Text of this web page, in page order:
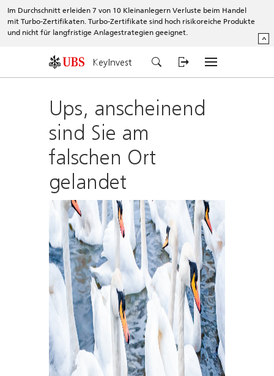
Im Durchschnitt erleiden 7 von 10 Kleinanlegern Verluste beim Handel
mit Turbo-Zertifikaten. Turbo-Zertifikate sind hoch risikoreiche Produkte
und nicht für langfristige Anlagestrategien geeignet.
^
KeyInvest
Ups, anscheinend
sind Sie am
falschen Ort
gelandet